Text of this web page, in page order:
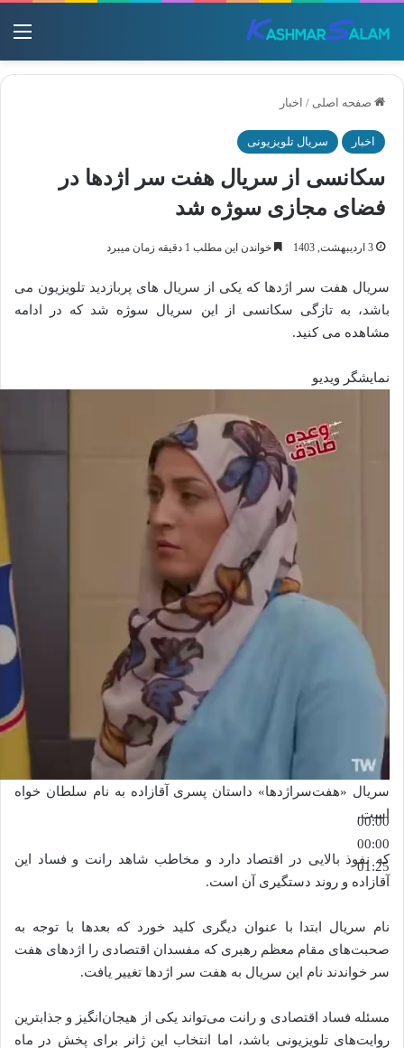
صفحه اصلی / اخبار
اخبار سریال تلویزیونی
سکانسی از سریال هفت سر اژدها در
فضای مجازی سوژه شد
3 اردیبهشت, 1403 خواندن این مطلب 1 دقیقه زمان میبرد
سریال هفت سر اژدها که یکی از سریال های پربازدید تلویزیون می
باشد، به تازگی سکانسی از این سریال سوژه شد که در ادامه
مشاهده می کنید.
نمایشگر ویدیو
00:00
00:00
01:25
سریال «هفت‌سر‌اژد‌ها» داستان پسری آقازاده به نام سلطان خواه
است.
که نفوذ بالایی در اقتصاد دارد و مخاطب شاهد رانت و فساد این
آقازاده و روند دستگیری آن است.
نام سریال ابتدا با عنوان دیگری کلید خورد که بعدها با توجه به
صحبت‌های مقام معظم رهبری که مفسدان اقتصادی را اژد‌های هفت
سر خواندند نام این سریال به هفت سر اژدها تغییر یافت.
مسئله فساد اقتصادی و رانت می‌تواند یکی از هیجان‌انگیز و جذابترین
روایت‌های تلویزیونی باشد، اما انتخاب این ژانر برای پخش در ماه